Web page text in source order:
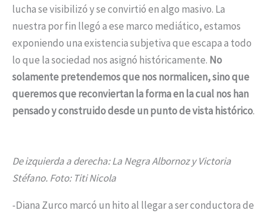
lucha se visibilizó y se convirtió en algo masivo. La
nuestra por fin llegó a ese marco mediático, estamos
exponiendo una existencia subjetiva que escapa a todo
lo que la sociedad nos asignó históricamente. No
solamente pretendemos que nos normalicen, sino que
queremos que reconviertan la forma en la cual nos han
pensado y construido desde un punto de vista histórico.
De izquierda a derecha: La Negra Albornoz y Victoria
Stéfano. Foto: Titi Nicola
-Diana Zurco marcó un hito al llegar a ser conductora de